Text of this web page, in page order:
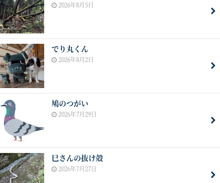
2026年8月5日
でり丸くん
2026年8月2日
鳩のつがい
2026年7月29日
巳さんの抜け殻
2026年7月27日